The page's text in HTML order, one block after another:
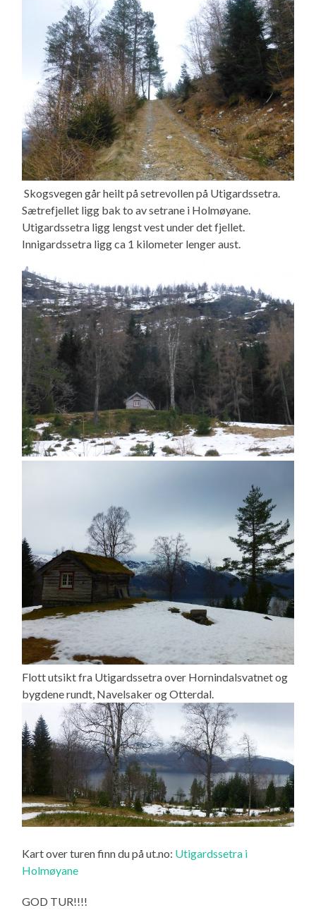
Skogsvegen går heilt på setrevollen på Utigardssetra.
Sætrefjellet ligg bak to av setrane i Holmøyane.
Utigardssetra ligg lengst vest under det fjellet.
Innigardssetra ligg ca 1 kilometer lenger aust.
Flott utsikt fra Utigardssetra over Hornindalsvatnet og
bygdene rundt, Navelsaker og Otterdal.
Kart over turen finn du på ut.no: Utigardssetra i
Holmøyane
GOD TUR!!!!